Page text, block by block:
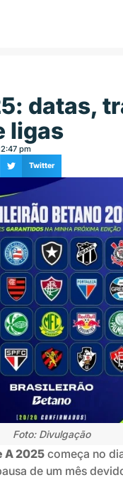
datas,
ligas
pm
Twitter
Foto: Divulgação
A 2025 começa no
de um mês